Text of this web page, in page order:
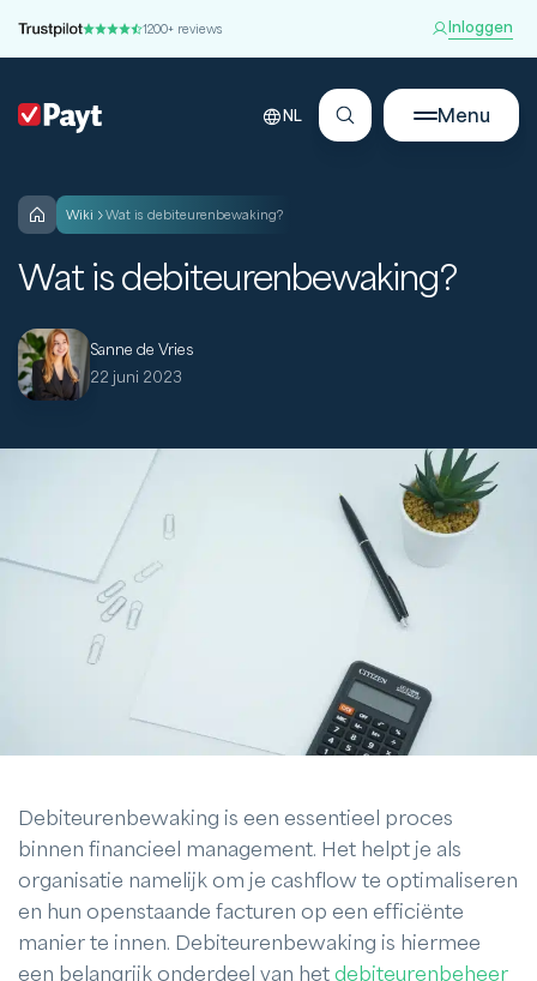
1200+ reviews Inloggen
NL Menu
wiki Wat is debiteurenbewaking?
Wat is debiteurenbewaking?
Sanne de Vries
22 juni 2023
Debiteurenbewaking is een essentieel proces
binnen financieel management. Het helpt je als
organisatie namelijk om je cashflow te optimaliseren
en hun openstaande facturen op een efficiënte
manier te innen. Debiteurenbewaking is hiermee
een belangrijk onderdeel van het debiteurenbeheer